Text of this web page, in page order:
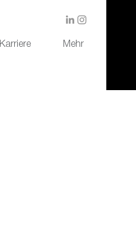
Karriere Mehr